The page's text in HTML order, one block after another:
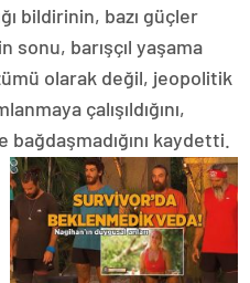
bildirinin, bazı güçler
sonu, barışçıl yaşama
olarak değil, jeopolitik
çalışıldığını,
kaydetti.